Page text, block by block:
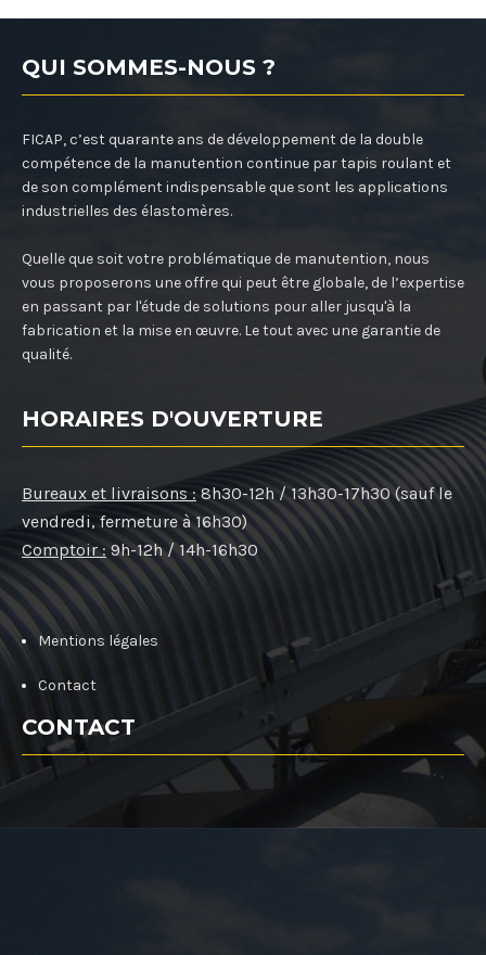
QUI SOMMES-NOUS ?
FICAP, c’est quarante ans de développement de la double
compétence de la manutention continue par tapis roulant et
de son complément indispensable que sont les applications
industrielles des élastomères.
Quelle que soit votre problématique de manutention, nous
vous proposerons une offre qui peut être globale, de l’expertise
en passant par l'étude de solutions pour aller jusqu'à la
fabrication et la mise en œuvre. Le tout avec une garantie de
qualité.
HORAIRES D'OUVERTURE
Bureaux et livraisons : 8h30-12h / 13h30-17h30 (sauf le
vendredi, fermeture à 16h30)
Comptoir : 9h-12h / 14h-16h30
Mentions légales
Contact
CONTACT